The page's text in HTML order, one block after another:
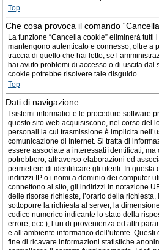
Top
Che cosa provoca il comando
La funzione “Cancella cookie” eliminerà
mantengono autenticato e connesso, oltre a
traccia di quello che hai letto, se
hai avuto problemi di accesso o di uscita dal
cookie potrebbe risolvere tale disguido.
Top
Dati di navigazione
I sistemi informatici e le procedure software
questo sito web acquisiscono, nel corso del
personali la cui trasmissione è implicita
comunicazione di Internet. Si tratta di
essere associate a interessati identificati,
potrebbero, attraverso elaborazioni ed
permettere di identificare gli utenti. In questa
indirizzi IP o i nomi a dominio dei computer
connettono al sito, gli indirizzi in notazione
delle risorse richieste, l’orario della richiesta,
sottoporre la richiesta al server, la
codice numerico indicante lo stato della
errore, ecc.), l’uri di provenienza ed altri
e all’ambiente informatico dell’utente.
fine di ricavare informazioni statistiche